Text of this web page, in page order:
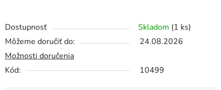
Dostupnosť Skladom (1 ks)
Môžeme doručiť do:
24.08.2026
Možnosti doručenia
Kód:
10499